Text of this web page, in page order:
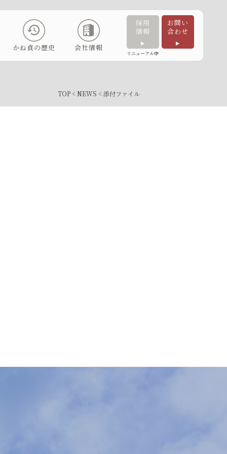
かね貞の歴史 会社情報
採用
情報
リニューアル中
お問い
合わせ
TOP < NEWS < 添付ファイル